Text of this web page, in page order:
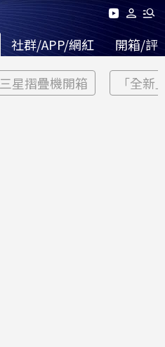
社群/APP/網紅 開箱/評
三星摺疊機開箱 「全新